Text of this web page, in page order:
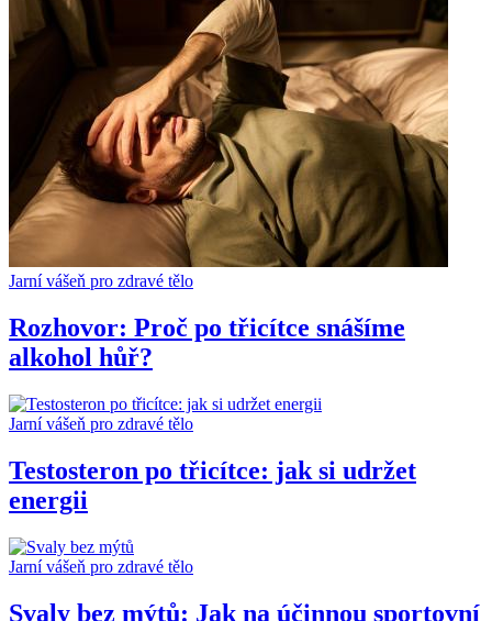
Jarní vášeň pro zdravé tělo
Rozhovor: Proč po třicítce snášíme
alkohol hůř?
Jarní vášeň pro zdravé tělo
Testosteron po třicítce: jak si udržet
energii
Jarní vášeň pro zdravé tělo
Svaly bez mýtů: Jak na účinnou sportovní